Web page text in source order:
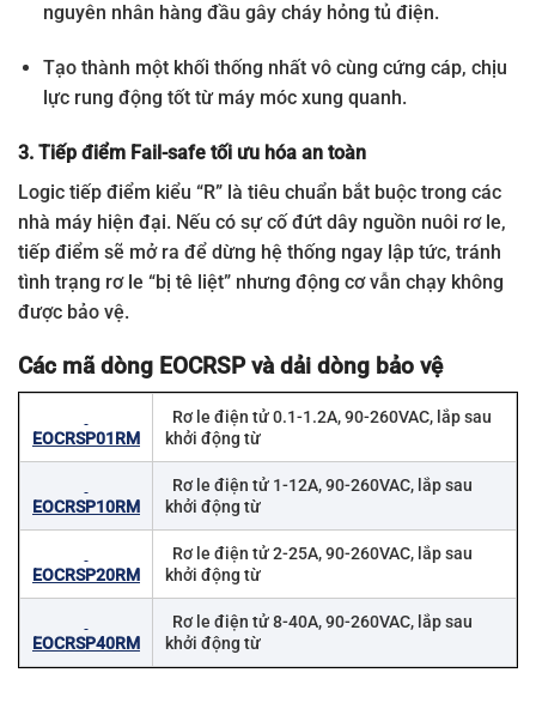
nguyên nhân hàng đầu gây cháy hỏng tủ điện.
Tạo thành một khối thống nhất vô cùng cứng cáp, chịu
lực rung động tốt từ máy móc xung quanh.
3. Tiếp điểm Fail-safe tối ưu hóa an toàn
Logic tiếp điểm kiểu “R” là tiêu chuẩn bắt buộc trong các
nhà máy hiện đại. Nếu có sự cố đứt dây nguồn nuôi rơ le,
tiếp điểm sẽ mở ra để dừng hệ thống ngay lập tức, tránh
tình trạng rơ le “bị tê liệt” nhưng động cơ vẫn chạy không
được bảo vệ.
Các mã dòng EOCRSP và dải dòng bảo vệ
EOCRSP01RM
Rơ le điện tử 0.1-1.2A, 90-260VAC, lắp sau
khởi động từ
EOCRSP10RM
Rơ le điện tử 1-12A, 90-260VAC, lắp sau
khởi động từ
EOCRSP20RM
Rơ le điện tử 2-25A, 90-260VAC, lắp sau
khởi động từ
EOCRSP40RM
Rơ le điện tử 8-40A, 90-260VAC, lắp sau
khởi động từ